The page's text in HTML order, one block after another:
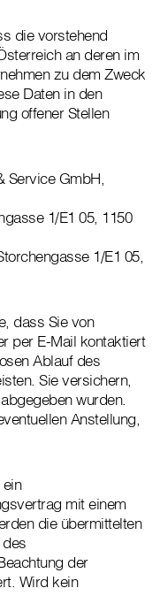
die vorstehend
an deren im
zu dem Zweck
Daten in den
offener Stellen
Service GmbH,
1/E1 05, 1150
1/E1 05,
dass Sie von
per E-Mail kontaktiert
Ablauf des
Sie versichern,
wurden.
Anstellung,
mit einem
die übermittelten
der
Wird kein